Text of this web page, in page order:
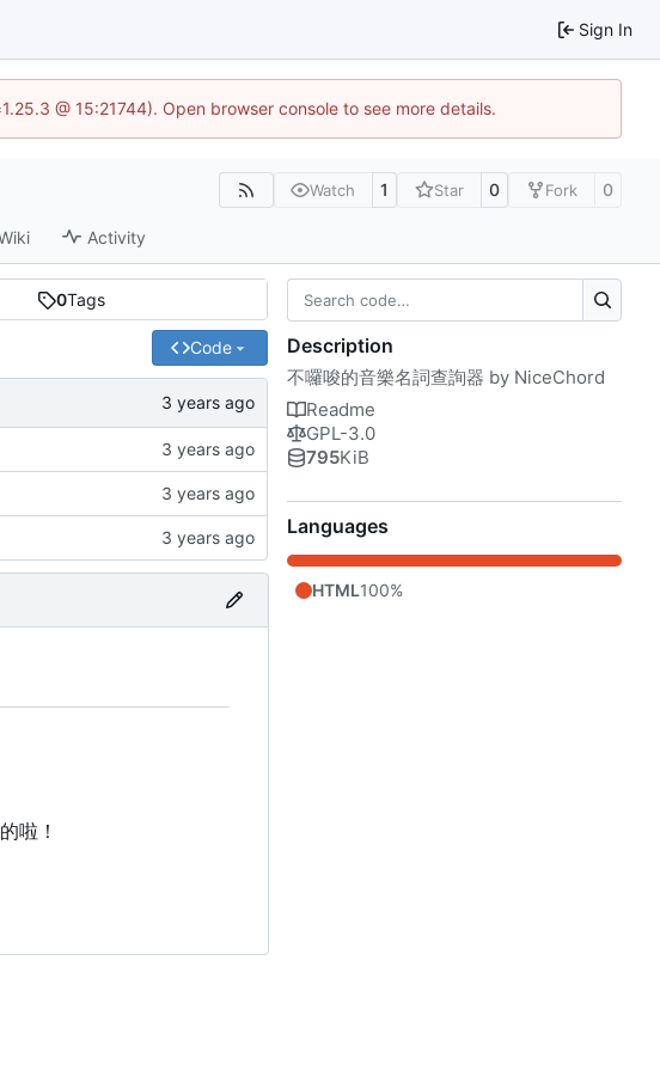
Sign In
@ 15:21744). Open browser console to see more details.
Watch 1 Star 0 Fork 0
Activity
0Tags
Code
啦！
Description
不囉唆的音樂名詞查詢器 by NiceChord
Readme
GPL-3.0
795KiB
Languages
HTML100%